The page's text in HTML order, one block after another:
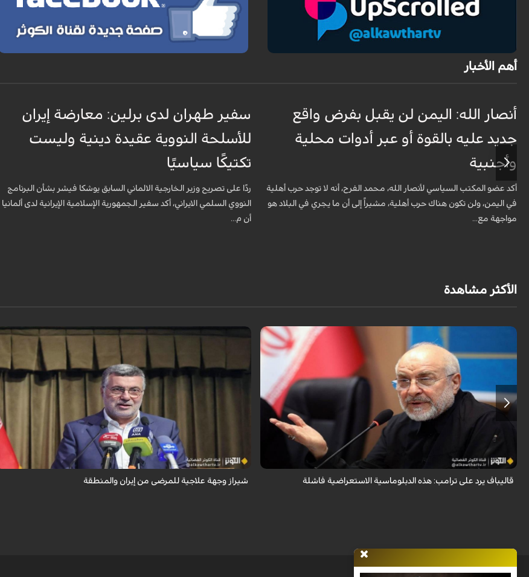
أهم الأخبار
أنصار الله: اليمن لن يقبل بفرض واقع
جديد عليه بالقوة أو عبر أدوات محلية
وأجنبية
أكد عضو المكتب السياسي لأنصار الله، محمد الفرح، أنه لا توجد حرب أهلية
في اليمن، ولن تكون هناك حرب أهلية، مشيراً إلى أن ما يجري في البلاد هو
مواجهة مع...
سفير طهران لدى برلين: معارضة إيران
للأسلحة النووية عقيدة دينية وليست
تكتيكًا سياسيًا
ردًا على تصريح وزير الخارجية الالماني السابق يوشكا فيشر بشأن البرنامج
النووي السلمي الايراني، أكد سفير الجمهورية الإسلامية الإيرانية لدى ألمانيا
أن م...
الأكثر مشاهدة
أكد رئيس مجلس الشورى الإسلامي الإيراني أن التصريحات الاستعراضية
والتهديدات المتكررة لم تعد تُجدي نفعاً، واصفاً إياها بالدبلوماسية الفاشلة.
قاليباف يرد على ترامب: هذه الدبلوماسية الاستعراضية فاشلة
تُعدّ المراكز العلاجية في شيراز، بدعم من كفاءاتها المتخصّصة وتقنياتها الحديثة،
وجهةً للمرضى من داخل إيران وخارجها.
شيراز وجهة علاجية للمرضى من إيران والمنطقة